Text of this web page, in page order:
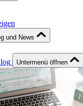
und News
Untermenü öffnen